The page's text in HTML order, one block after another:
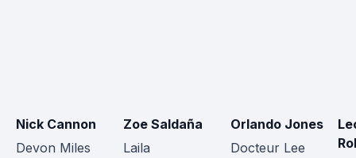
Nick Cannon
Devon Miles
Zoe Saldaña
Laila
Orlando Jones
Docteur Lee